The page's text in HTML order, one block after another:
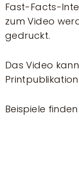
Fast-Facts-
zum Video
gedruckt.
Das Video
Beispiele